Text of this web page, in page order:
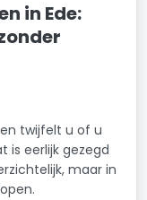
in Ede:
twijfelt u of u
is eerlijk gezegd
maar in